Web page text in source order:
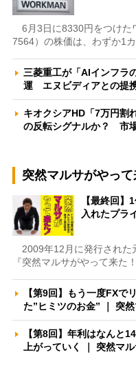
6月3日に8330円をつけた
7564）の株価は、わずか1
三菱重工が「AIインフラ
運 エヌビディアとの提
キオクシアHD「7万円割
の反転シグナルか？ 市
突然マルサがやって
【最終回
入れたプラ
2009年12月に発行された
『突然マルサがやって来た
【第9回】もう一度FX
た”ヒミツのお金” ｜ 突
【第8回】年利はなんと
上がっていく ｜ 突然マ